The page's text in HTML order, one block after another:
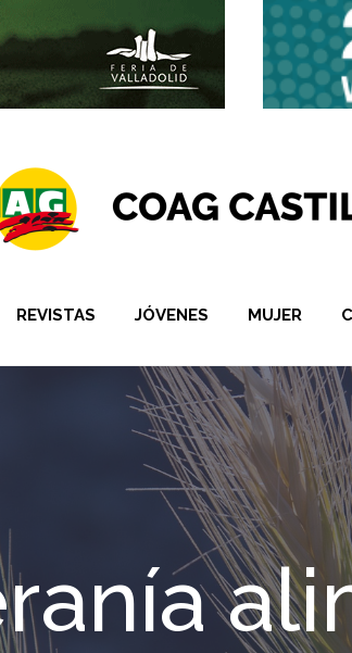
REVISTAS JÓVENES MUJER